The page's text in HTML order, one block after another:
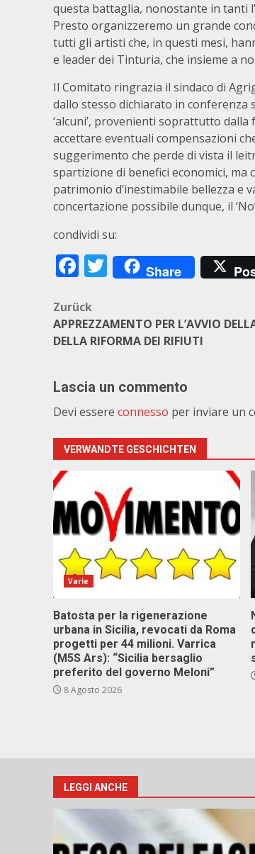
questa battaglia, nonostante in tanti
Presto organizzeremo un grande
tutti gli artisti che, in questi mesi,
e leader dei Tinturia, che insieme a
Il Comitato ringrazia il sindaco di
dallo stesso dichiarato in conferenza
‘alcuni’, provenienti soprattutto
accettare eventuali compensazioni
suggerimento che perde di vista il
spartizione di benefici economici,
patrimonio d’inestimabile bellezza e
concertazione possibile dunque, il
condividi su:
Facebook
Twitter
Share
Beitragsnavigation
Zurück
APPREZZAMENTO PER L’AVVIO
DELLA RIFORMA DEI RIFIUTI
Lascia un commento
Devi essere connesso per inviare un
VERWANDTE GESCHICHTEN
Varie
Batosta per la rigenerazione
urbana in Sicilia, revocati da Roma
progetti per 44 milioni. Varrica
(M5S Ars): “Sicilia bersaglio
preferito del governo Meloni”
8 Agosto 2026
LEGGI ANCHE